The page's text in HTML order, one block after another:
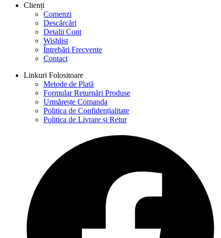
Clienți
Comenzi
Descărcări
Detalii Cont
Wishlist
Întrebări Frecvente
Contact
Linkuri Folositoare
Metode de Plată
Formular Returnări Produse
Urmărește Comanda
Politica de Confidențialitate
Politica de Livrare și Retur